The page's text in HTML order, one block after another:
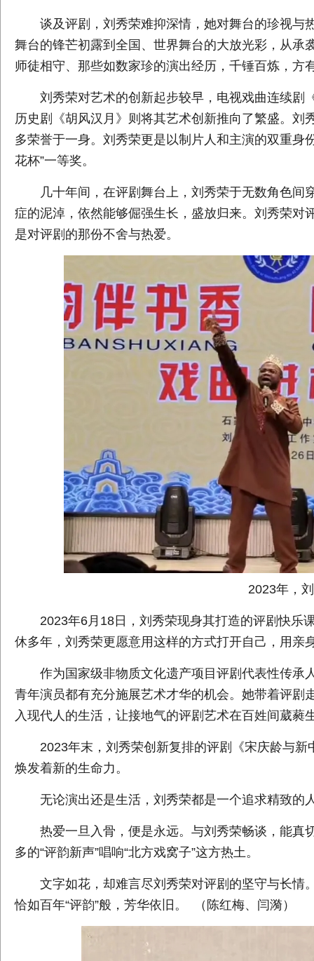
谈及评剧，刘秀荣难抑深情，她对舞台的珍视与
舞台的锋芒初露到全国、世界舞台的大放光彩，从
师徒相守、那些如数家珍的演出经历，千锤百炼，方
刘秀荣对艺术的创新起步较早，电视戏曲连续剧
历史剧《胡风汉月》则将其艺术创新推向了繁盛。
多荣誉于一身。刘秀荣更是以制片人和主演的双重身
花杯”一等奖。
几十年间，在评剧舞台上，刘秀荣于无数角色间
症的泥淖，依然能够倔强生长，盛放归来。刘秀荣
是对评剧的那份不舍与热爱。
2023年，刘
2023年6月18日，刘秀荣现身其打造的评剧快乐
休多年，刘秀荣更愿意用这样的方式打开自己，用亲
作为国家级非物质文化遗产项目评剧代表性传承
青年演员都有充分施展艺术才华的机会。她带着评
入现代人的生活，让接地气的评剧艺术在百姓间葳蕤
2023年末，刘秀荣创新复排的评剧《宋庆龄与新
焕发着新的生命力。
无论演出还是生活，刘秀荣都是一个追求精致的
热爱一旦入骨，便是永远。与刘秀荣畅谈，能真
多的“评韵新声”唱响“北方戏窝子”这方热土。
文字如花，却难言尽刘秀荣对评剧的坚守与长情。
恰如百年“评韵”般，芳华依旧。 （陈红梅、闫漪）